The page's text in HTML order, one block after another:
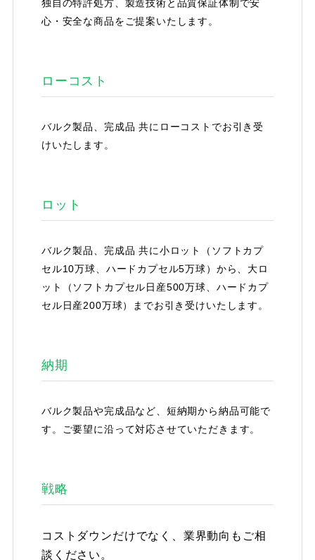
独自の特許処方、製造技術と品質保証体制で安
心・安全な商品をご提案いたします。
ローコスト
バルク製品、完成品 共にローコストでお引き受
けいたします。
ロット
バルク製品、完成品 共に小ロット（ソフトカプ
セル10万球、ハードカプセル5万球）から、大ロ
ット（ソフトカプセル日産500万球、ハードカプ
セル日産200万球）までお引き受けいたします。
納期
バルク製品や完成品など、短納期から納品可能で
す。ご要望に沿って対応させていただきます。
戦略
コストダウンだけでなく、業界動向もご相
談ください。